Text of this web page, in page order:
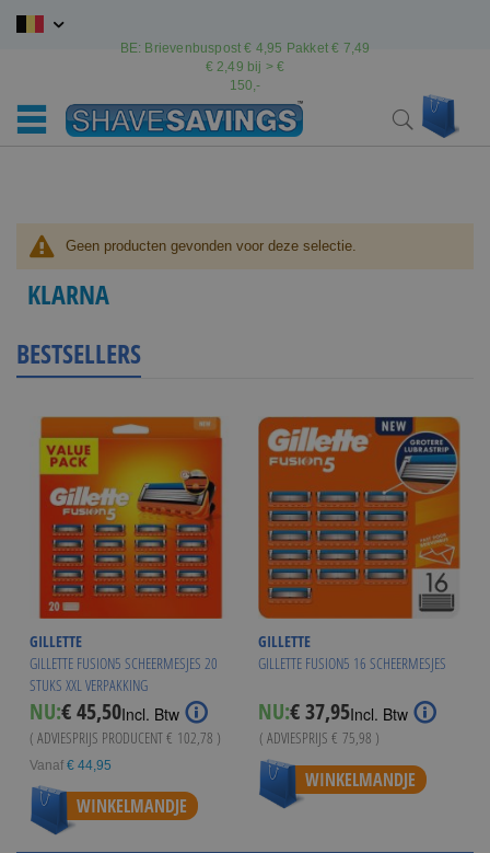
Ga
BE: Brievenbuspost € 4,95 Pakket € 7,49
€ 2,49 bij > €
150,-
Search
Geen producten gevonden voor deze selectie.
KLARNA
BESTSELLERS
GILLETTE
GILLETTE FUSION5 SCHEERMESJES 20
STUKS XXL VERPAKKING
NU:€ 45,50Incl. Btw
( ADVIESPRIJS PRODUCENT€ 102,78 )
Vanaf € 44,95
WINKELMANDJE
GILLETTE
GILLETTE FUSION5 16 SCHEERMESJES
NU:Special
Price
€ 37,95Incl. Btw
( ADVIESPRIJS € 75,98 )
WINKELMANDJE